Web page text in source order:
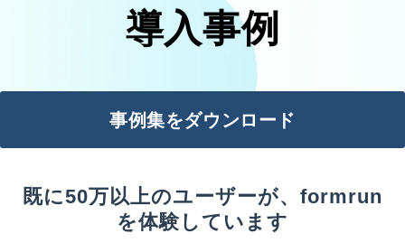
導入事例
事例集をダウンロード
既に50万以上のユーザーが、formrun
を体験しています